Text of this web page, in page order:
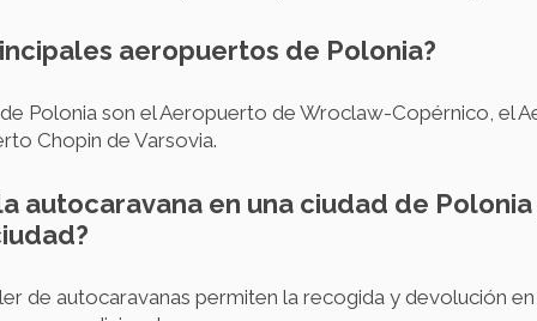
aeropuertos de Polonia?
Polonia son el Aeropuerto de Wroclaw-Copérnico, el
Chopin de Varsovia.
autocaravana en una ciudad de
de autocaravanas permiten la recogida y devolución